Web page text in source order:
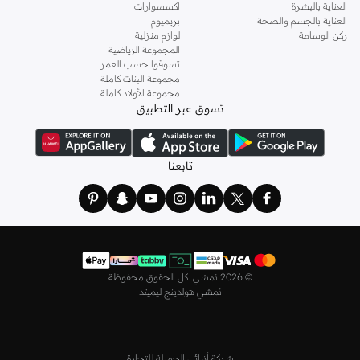
اختاريفساتين
أنيقة بتصاميم عصرية تناسب ذوقك، بقصّات طويلة أو قصيرة،
وباستايلات كاجوال أو رسمية. لدينا خيارات متعددة من علامات رائدة مثل
! اختاري من مجموعتنا قطعًا أنثوية مثل
، أو اقتني العبوات الاقتصادية التي تحتوي على كافة القطع الأساسية.
مريحة، بما في ذلك قمصان النوم والبيجامات من علامات
نعومي
وغيرها.
استعدي لأجواء الصيف مع مجموعتنا من ملابس السباحة التي تضم كل ما تحتاجينه،
مستلزمات الشاطئ أو المسبح.
من علامات رائدة مثلتمبرلاندو لاكوست وغانتوجيوردانووغيرها، لتكون دائمًا في أبهى
صورة سواء كنت متوجهاً إلى عملك أو تقضي عطلة نهاية الأسبوع برفقة أصدقائك
ستجد لدينا في مجموعة التيشيرتات والقمصان كل ما تحتاجه مع مجموعة متنوعة من
العناية بالبشرة
العناية بالجسم والصحة
ركن الوسامة
اكسسوارات
بريميوم
لوازم منزلية
المجموعة الرياضية
تسوقوا حسب العمر
مجموعة البنات كاملة
مجموعة الأولاد كاملة
تسوق عبر التطبيق
تابعنا
© 2026 نمشي. كل الحقوق محفوظة
نمشي هولدينج ليميتد